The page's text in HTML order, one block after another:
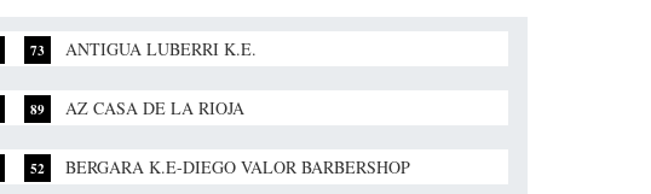
73 ANTIGUA LUBERRI K.E.
89 AZ CASA DE LA RIOJA
52 BERGARA K.E-DIEGO VALOR BARBERSHOP